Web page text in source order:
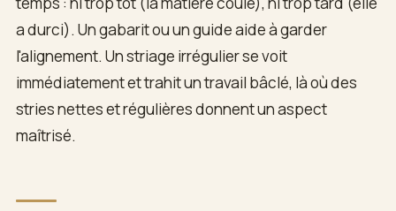
a durci). Un gabarit ou un guide aide à garder
l'alignement. Un striage irrégulier se voit
immédiatement et trahit un travail bâclé, là où des
stries nettes et régulières donnent un aspect
maîtrisé.